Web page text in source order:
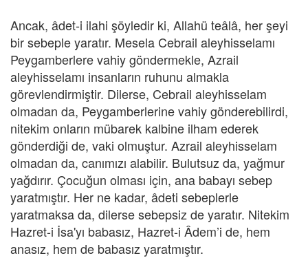
Ancak, âdet-i ilahi şöyledir ki, Allahü teâlâ, her şeyi
bir sebeple yaratır. Mesela Cebrail aleyhisselamı
Peygamberlere vahiy göndermekle, Azrail
aleyhisselamı insanların ruhunu almakla
görevlendirmiştir. Dilerse, Cebrail aleyhisselam
olmadan da, Peygamberlerine vahiy gönderebilirdi,
nitekim onların mübarek kalbine ilham ederek
gönderdiği de, vaki olmuştur. Azrail aleyhisselam
olmadan da, canımızı alabilir. Bulutsuz da, yağmur
yağdırır. Çocuğun olması için, ana babayı sebep
yaratmıştır. Her ne kadar, âdeti sebeplerle
yaratmaksa da, dilerse sebepsiz de yaratır. Nitekim
Hazret-i İsa'yı babasız, Hazret-i Âdem’i de, hem
anasız, hem de babasız yaratmıştır.